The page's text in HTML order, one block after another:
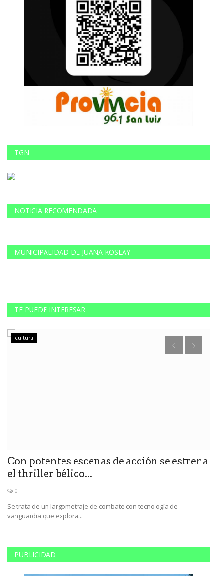
TGN
NOTICIA RECOMENDADA
MUNICIPALIDAD DE JUANA KOSLAY
TE PUEDE INTERESAR
cultura
Con potentes escenas de acción se estrena
el thriller bélico...
0
Se trata de un largometraje de combate con tecnología de
vanguardia que explora...
PUBLICIDAD